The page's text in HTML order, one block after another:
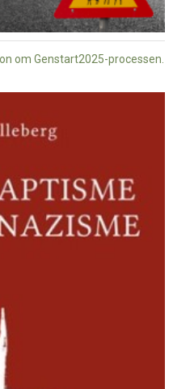
om Genstart2025-processen.